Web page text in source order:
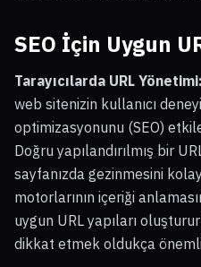
SEO İçin Uygun
Tarayıcılarda URL
web sitenizin kullanıcı
optimizasyonunu (SEO)
Doğru yapılandırılmış bir
sayfanızda gezinmesini
motorlarının içeriği
uygun URL yapıları
dikkat etmek oldukça